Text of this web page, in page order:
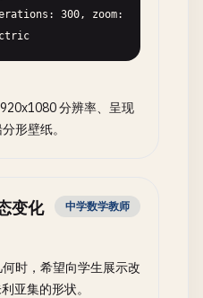
300, zoom:
分辨率、呈现
形壁纸。
变化 中学数学教师
时，希望向学生展示改
亚集的形状。